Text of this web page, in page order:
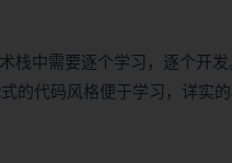
栈中需要逐个学习，逐个开
式的代码风格便于学习，详实